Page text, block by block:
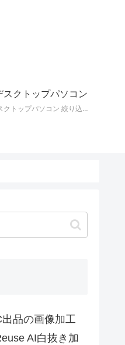
スクトップパソコン
デスクトップパソコン 絞り込み デスクトップPCの最新モデルやスペック・仕様に関する情報。
品の画像加工
AI白抜き加